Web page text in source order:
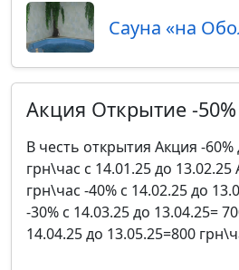
Сауна «на
Акция Открытие -50%
В честь открытия Акция -60%
грн\час с 14.01.25 до 13.02.25
грн\час -40% с 14.02.25 до
-30% с 14.03.25 до 13.04.25=
14.04.25 до 13.05.25=800